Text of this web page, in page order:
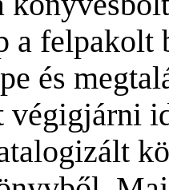
a
és
végigjárni